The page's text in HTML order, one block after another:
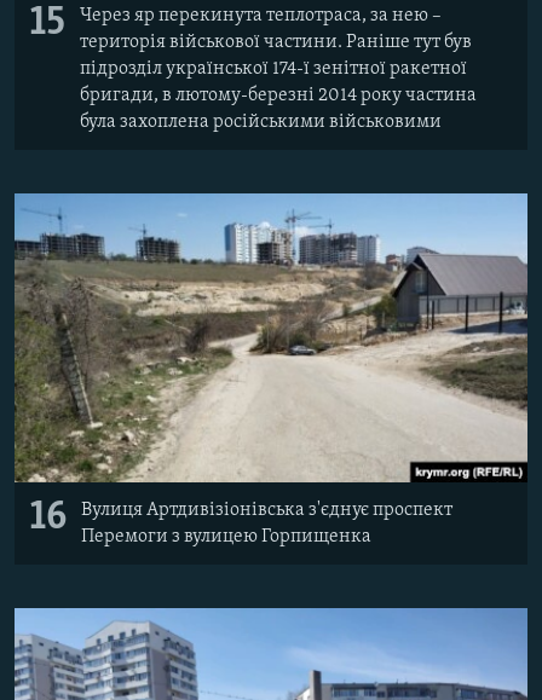
15
Через яр перекинута теплотраса, за нею –
територія військової частини. Раніше тут був
підрозділ української 174-ї зенітної ракетної
бригади, в лютому-березні 2014 року частина
була захоплена російськими військовими
16
Вулиця Артдивізіонівська з'єднує проспект
Перемоги з вулицею Горпищенка